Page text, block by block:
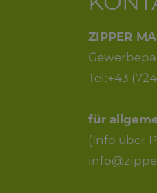
ZIPPER
Tel:+43
für
(Info über